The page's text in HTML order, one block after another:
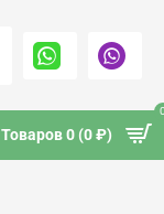
Товаров 0 (0 ₽)